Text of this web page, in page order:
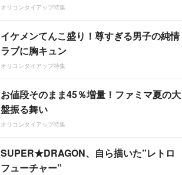
オリコンタイアップ特集
イケメンてんこ盛り！尊すぎる男子の純情
ラブに胸キュン
オリコンタイアップ特集
お値段そのまま45％増量！ファミマ夏の大
盤振る舞い
オリコンタイアップ特集
SUPER★DRAGON、自ら描いた”レトロ
フューチャー”